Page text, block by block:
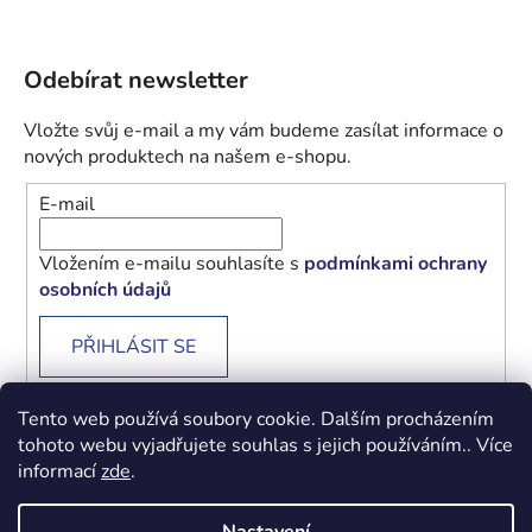
Tento web používá soubory cookie. Dalším procházením
tohoto webu vyjadřujete souhlas s jejich používáním.. Více
informacízde.
Odebírat newsletter
Vložte svůj e-mail a my vám budeme zasílat informace o
nových produktech na našem e-shopu.
E-mail
Vložením e-mailu souhlasíte s podmínkami ochrany
osobních údajů
PŘIHLÁSIT SE
Obchodní podmínky Podmínky ochrany osobních údajů